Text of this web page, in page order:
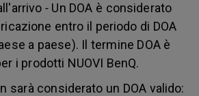
- Un DOA è considerato
entro il periodo di DOA
a paese). Il termine DOA è
i prodotti NUOVI BenQ.
sarà considerato un DOA valido: